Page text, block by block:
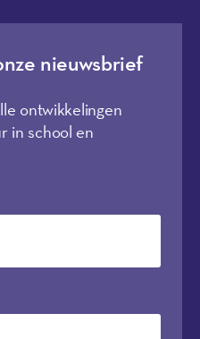
nieuwsbrief
ontwikkelingen
in school en